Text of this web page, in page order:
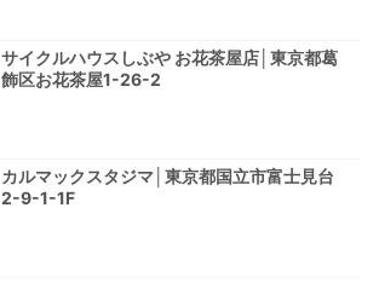
サイクルハウスしぶや お花茶屋店│東京都葛
飾区お花茶屋1-26-2
カルマックスタジマ│東京都国立市富士見台
2-9-1-1F